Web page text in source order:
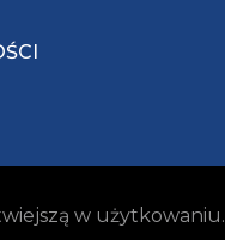
w użytkowaniu.